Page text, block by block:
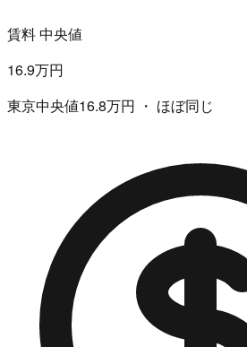
賃料 中央値
16.9万円
東京中央値16.8万円 ・ ほぼ同じ